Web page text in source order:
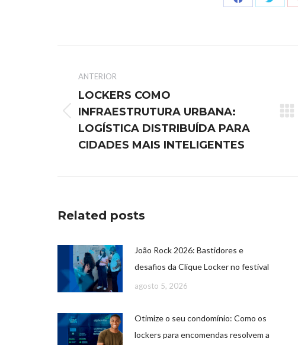
ANTERIOR
LOCKERS COMO
INFRAESTRUTURA URBANA:
LOGÍSTICA DISTRIBUÍDA PARA
CIDADES MAIS INTELIGENTES
Related posts
João Rock 2026: Bastidores e
desafios da Clique Locker no festival
agosto 5, 2026
Otimize o seu condomínio: Como os
lockers para encomendas resolvem a